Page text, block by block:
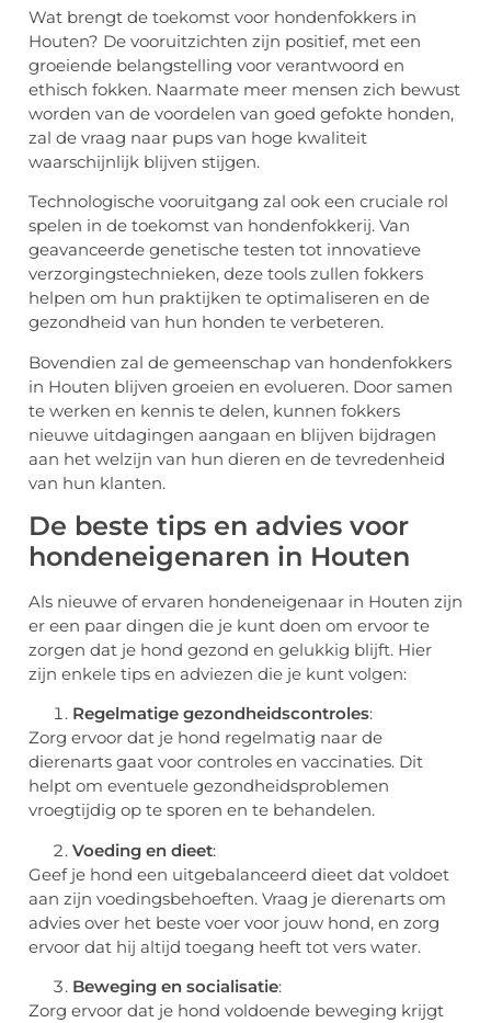
Wat brengt de toekomst voor hondenfokkers in
Houten? De vooruitzichten zijn positief, met een
groeiende belangstelling voor verantwoord en
ethisch fokken. Naarmate meer mensen zich bewust
worden van de voordelen van goed gefokte honden,
zal de vraag naar pups van hoge kwaliteit
waarschijnlijk blijven stijgen.
Technologische vooruitgang zal ook een cruciale rol
spelen in de toekomst van hondenfokkerij. Van
geavanceerde genetische testen tot innovatieve
verzorgingstechnieken, deze tools zullen fokkers
helpen om hun praktijken te optimaliseren en de
gezondheid van hun honden te verbeteren.
Bovendien zal de gemeenschap van hondenfokkers
in Houten blijven groeien en evolueren. Door samen
te werken en kennis te delen, kunnen fokkers
nieuwe uitdagingen aangaan en blijven bijdragen
aan het welzijn van hun dieren en de tevredenheid
van hun klanten.
De beste tips en advies voor
hondeneigenaren in Houten
Als nieuwe of ervaren hondeneigenaar in Houten zijn
er een paar dingen die je kunt doen om ervoor te
zorgen dat je hond gezond en gelukkig blijft. Hier
zijn enkele tips en adviezen die je kunt volgen:
Regelmatige gezondheidscontroles:
Zorg ervoor dat je hond regelmatig naar de
dierenarts gaat voor controles en vaccinaties. Dit
helpt om eventuele gezondheidsproblemen
vroegtijdig op te sporen en te behandelen.
Voeding en dieet:
Geef je hond een uitgebalanceerd dieet dat voldoet
aan zijn voedingsbehoeften. Vraag je dierenarts om
advies over het beste voer voor jouw hond, en zorg
ervoor dat hij altijd toegang heeft tot vers water.
Beweging en socialisatie:
Zorg ervoor dat je hond voldoende beweging krijgt